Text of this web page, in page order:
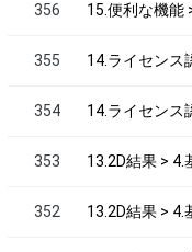
356 15.便利な機能
355 14.ライセンス
354 14.ライセンス
353 13.2D結果 > 4.
352 13.2D結果 > 4.